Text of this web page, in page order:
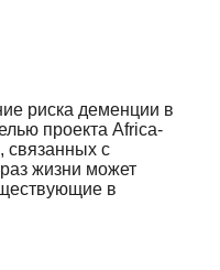
риска деменции в
проекта Africa-
связанных с
жизни может
в